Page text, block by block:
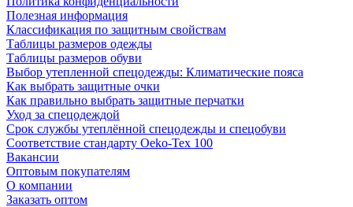
Полезная информация
Классификация по защитным свойствам
Таблицы размеров одежды
Таблицы размеров обуви
Выбор утепленной спецодежды: Климатические пояса
Как выбрать защитные очки
Как правильно выбрать защитные перчатки
Уход за спецодеждой
Срок службы утеплённой спецодежды и спецобуви
Соответствие стандарту Oeko-Tex 100
Вакансии
Оптовым покупателям
О компании
Заказать оптом